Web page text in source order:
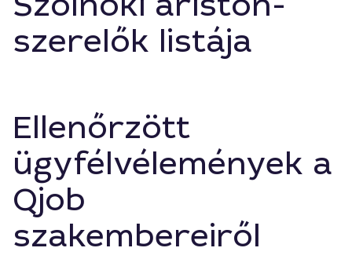
szerelők listája
Ellenőrzött
ügyfélvélemények a
Qjob
szakembereiről